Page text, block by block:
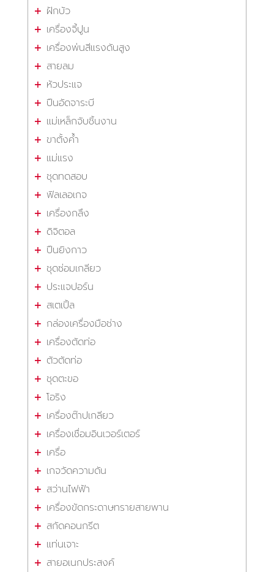
ฝักบัว
เครื่องจี้ปูน
เครื่องพ่นสีแรงดันสูง
สายลม
หัวประแจ
ปืนอัดจาระบี
แม่เหล็กจับชิ้นงาน
ขาตั้งค้ำ
แม่แรง
ชุดทดสอบ
ฟิลเลอเกจ
เครื่องกลึง
ดิจิตอล
ปืนยิงกาว
ชุดซ่อมเกลียว
ประแจปอร์น
สเตเปิ้ล
กล่องเครื่องมือช่าง
เครื่องตัดท่อ
ตัวตัดท่อ
ชุดตะขอ
โอริง
เครื่องต๊าปเกลียว
เครื่องเชื่อมอินเวอร์เตอร์
เครื่อ
เกจวัดความดัน
สว่านไฟฟ้า
เครื่องขัดกระดาษทรายสายพาน
สกัดคอนกรีต
แท่นเจาะ
สายอเนกประสงค์